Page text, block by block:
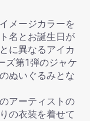
メージカラーを
名とお誕生日が
に異なるアイカ
ズ第1弾のジャケ
ぬいぐるみとな
アーティストの
の衣装を着せて